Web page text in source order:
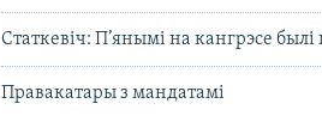
Статкевіч: П’янымі на кангрэсе
Правакатары з мандатамі